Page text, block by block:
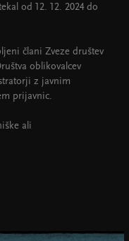
od 12. 12. 2024 do
člani Zveze društev
oblikovalcev
z javnim
prijavnic.
ali